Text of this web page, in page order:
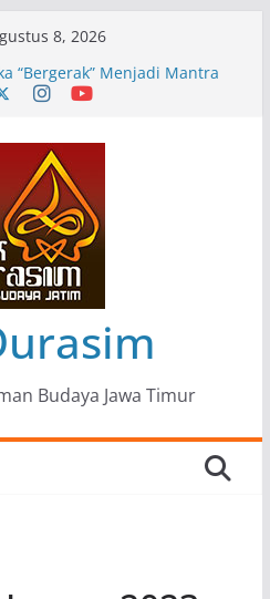
8, 2026
Komunitas Patria Seni Rupa
“Bergerak” Menjadi Mantra
Luka di Balik “Samaleak”
Seni dan Budaya: Catatan
Ir. Bambang Haryo Soekartono
RI ke Taman Budaya Jawa
35 Karya Agus Koecink
Ungkapan Kritis Tentang
Budaya Jawa Timur